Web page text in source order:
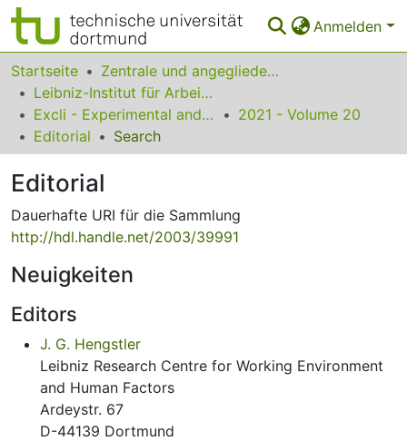
Anmelden
Bereiche & Sammlungen
Das gesamte Repositorium
Statistiken
FAQ
Leitlinien
Zurück zur Startseite
Startseite
Zentrale und angegliederte Institute
Leibniz-Institut für Arbeitsforschung an der TU Dortmund
Excli - Experimental and Clinical Sciences
2021 - Volume 20
Editorial
Search
Editorial
Dauerhafte URI für die Sammlung
http://hdl.handle.net/2003/39991
Neuigkeiten
Editors
J. G. Hengstler
Leibniz Research Centre for Working Environment
and Human Factors
Ardeystr. 67
D-44139 Dortmund